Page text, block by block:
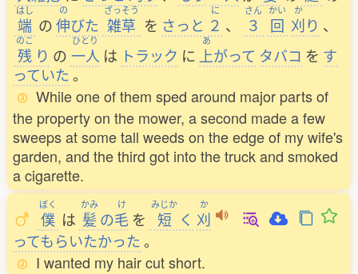
はし
端 の
の
伸びた
ざっそう
雑草 を さっと
に
２ 、
さん
３
かい
回
か
刈り 、
のこ
残 り の
ひとり
一人 は トラック に
あ
上がって タバコ を す
っていた。
While one of them sped around major parts of
the property on the mower, a second made a few
sweeps at some tall weeds on the edge of my wife's
garden, and the third got into the truck and smoked
a cigarette.
ぼく
僕 は
かみ
髪 の
け
毛 を
みじか
短 く
か
刈
ってもらいたかった。
I wanted my hair cut short.